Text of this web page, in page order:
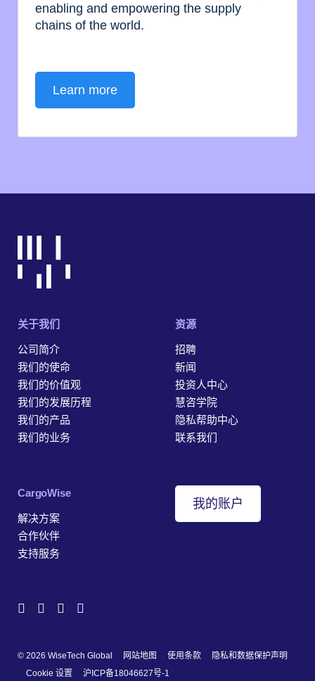
enabling and empowering the supply
chains of the world.
Learn more
关于我们
公司简介
我们的使命
我们的价值观
我们的发展历程
我们的产品
我们的业务
资源
招聘
新闻
投资人中心
慧咨学院
隐私帮助中心
联系我们
‎CargoWise
解决方案
合作伙伴
支持服务
我的账户
© 2026 WiseTech Global 网站地图 使用条款
隐私和数据保护声明
Cookie 设置
沪ICP备18046627号-1